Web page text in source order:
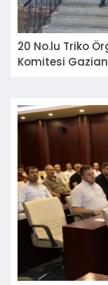
20 No.lu Triko
Komitesi